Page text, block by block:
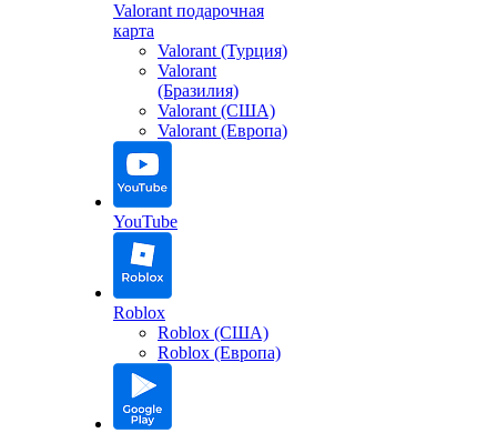
Valorant подарочная
карта
Valorant (Турция)
Valorant
(Бразилия)
Valorant (США)
Valorant (Европа)
YouTube
Roblox
Roblox (США)
Roblox (Европа)